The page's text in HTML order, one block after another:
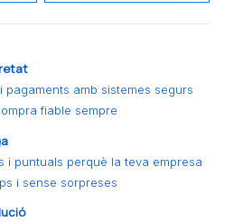
pagaments amb sistemes segurs
fiable sempre
i puntuals perquè la teva empresa
i sense sorpreses